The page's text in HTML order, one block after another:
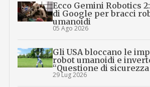
Ecco Gemini Robotics
di Google per bracci
umanoidi
05 Ago 2026
Gli USA bloccano le
robot umanoidi e
“Questione di
29 Lug 2026